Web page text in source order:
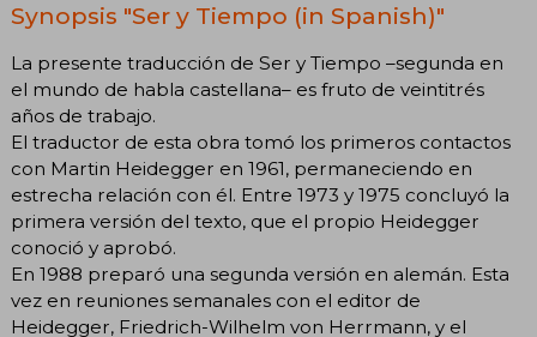
Synopsis "Ser y Tiempo (in Spanish)"
La presente traducción de Ser y Tiempo –segunda en
el mundo de habla castellana– es fruto de veintitrés
años de trabajo.
El traductor de esta obra tomó los primeros contactos
con Martin Heidegger en 1961, permaneciendo en
estrecha relación con él. Entre 1973 y 1975 concluyó la
primera versión del texto, que el propio Heidegger
conoció y aprobó.
En 1988 preparó una segunda versión en alemán. Esta
vez en reuniones semanales con el editor de
Heidegger, Friedrich-Wilhelm von Herrmann, y el